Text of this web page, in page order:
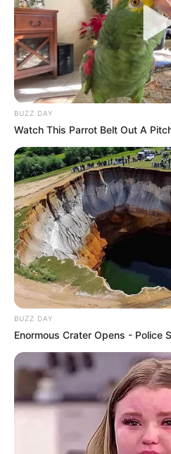
BUZZ DAY
Watch This Parrot Belt Out A
BUZZ DAY
Enormous Crater Opens - Police